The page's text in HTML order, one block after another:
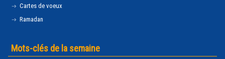
Cartes de voeux
Ramadan
Mots-clés de la semaine